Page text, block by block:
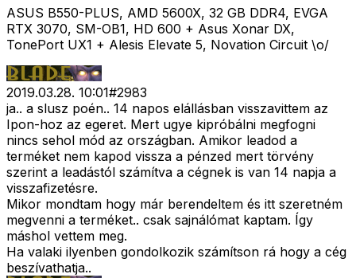
ASUS B550-PLUS, AMD 5600X, 32 GB DDR4, EVGA
RTX 3070, SM-OB1, HD 600 + Asus Xonar DX,
TonePort UX1 + Alesis Elevate 5, Novation Circuit \o/
2019.03.28. 10:01#2983
ja.. a slusz poén.. 14 napos elállásban visszavittem az
Ipon-hoz az egeret. Mert ugye kipróbálni megfogni
nincs sehol mód az országban. Amikor leadod a
terméket nem kapod vissza a pénzed mert törvény
szerint a leadástól számítva a cégnek is van 14 napja a
visszafizetésre.
Mikor mondtam hogy már berendeltem és itt szeretném
megvenni a terméket.. csak sajnálómat kaptam. Így
máshol vettem meg.
Ha valaki ilyenben gondolkozik számítson rá hogy a cég
beszívathatja..